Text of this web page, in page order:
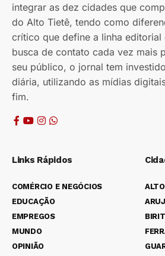
integrar as dez cidades que
do Alto Tietê, tendo como
crítico que define a linha editorial
busca de contato cada vez mais
seu público, o jornal tem
diária, utilizando as mídias
fim.
Links Rápidos
COMÉRCIO E NEGÓCIOS
EDUCAÇÃO
EMPREGOS
MUNDO
OPINIÃO